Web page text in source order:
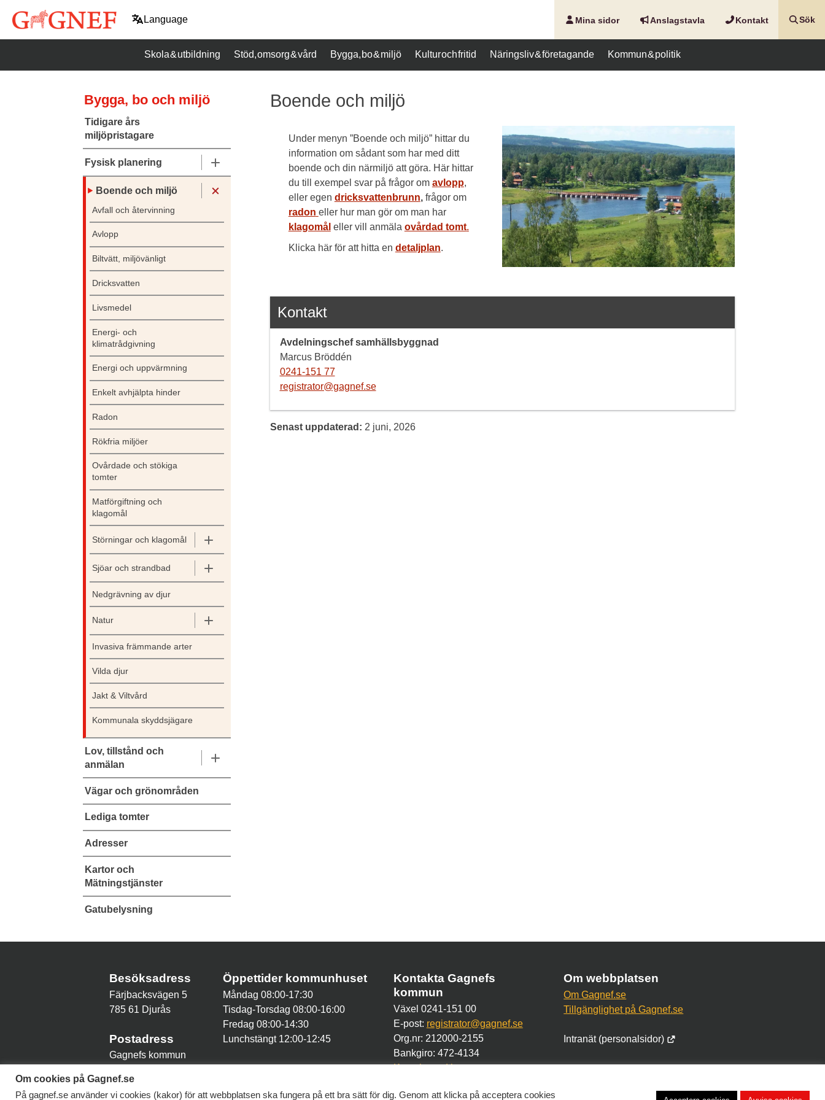
Language Mina sidor Anslags­tavla Kontakt Sök
Skola & utbildning Stöd, omsorg & vård Bygga, bo & miljö Kultur och fritid Näringsliv & företagande Kommun & politik
Bygga, bo och miljö
Tidigare års
miljöpristagare
Fysisk planering
Boende och miljö
Avfall och återvinning
Avlopp
Biltvätt, miljövänligt
Dricksvatten
Livsmedel
Energi- och
klimatrådgivning
Energi och uppvärmning
Enkelt avhjälpta hinder
Radon
Rökfria miljöer
Ovårdade och stökiga
tomter
Matförgiftning och
klagomål
Störningar och klagomål
Sjöar och strandbad
Nedgrävning av djur
Natur
Invasiva främmande arter
Vilda djur
Jakt & Viltvård
Kommunala skyddsjägare
Lov, tillstånd och
anmälan
Vägar och grönområden
Lediga tomter
Adresser
Kartor och
Mätningstjänster
Gatubelysning
Boende och miljö
Under menyn ”Boende och miljö” hittar du
information om sådant som har med ditt
boende och din närmiljö att göra. Här hittar
du till exempel svar på frågor om avlopp,
eller egen dricksvattenbrunn, frågor om
radon eller hur man gör om man har
klagomål eller vill anmäla ovårdad tomt.
Klicka här för att hitta en detaljplan.
Kontakt
Avdelningschef samhällsbyggnad
Marcus Bröddén
0241-151 77
registrator@gagnef.se
Senast uppdaterad: 2 juni, 2026
Besöksadress
Färjbacksvägen 5
785 61 Djurås
Postadress
Gagnefs kommun
Öppettider kommunhuset
Måndag 08:00-17:30
Tisdag-Torsdag 08:00-16:00
Fredag 08:00-14:30
Lunchstängt 12:00-12:45
Kontakta Gagnefs
kommun
Växel 0241-151 00
E-post: registrator@gagnef.se
Org.nr: 212000-2155
Bankgiro: 472-4134
Kontakt med kommunen
Om webbplatsen
Om Gagnef.se
Tillgänglighet på Gagnef.se
Intranät (personalsidor)
Om cookies på Gagnef.se
På gagnef.se använder vi cookies (kakor) för att webbplatsen ska fungera på ett bra sätt för dig. Genom att klicka på acceptera cookies